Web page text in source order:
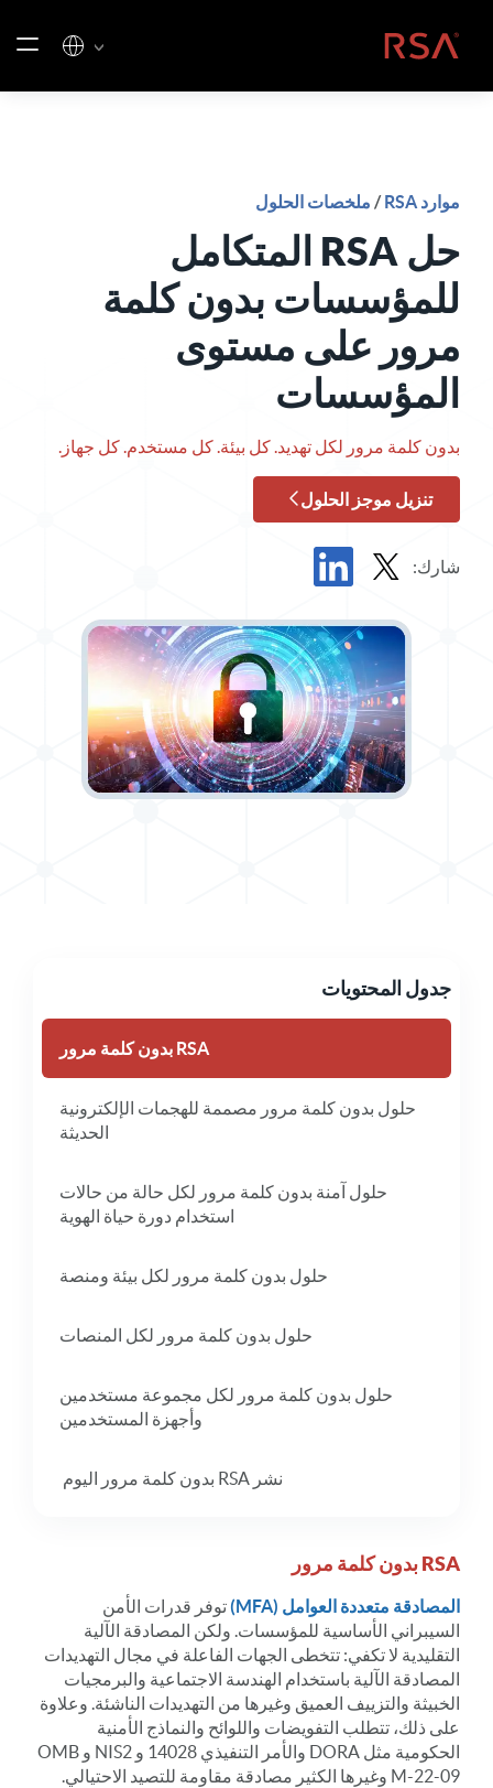
الصفحة الرئيسية
موارد RSA / ملخصات الحلول
حل RSA المتكامل
للمؤسسات بدون كلمة
مرور على مستوى
المؤسسات
بدون كلمة مرور لكل تهديد. كل بيئة. كل مستخدم. كل جهاز.
تنزيل موجز الحلول
شارك:
جدول المحتويات
RSA بدون كلمة مرور
حلول بدون كلمة مرور مصممة للهجمات الإلكترونية
الحديثة
حلول آمنة بدون كلمة مرور لكل حالة من حالات
استخدام دورة حياة الهوية
حلول بدون كلمة مرور لكل بيئة ومنصة
حلول بدون كلمة مرور لكل المنصات
حلول بدون كلمة مرور لكل مجموعة مستخدمين
وأجهزة المستخدمين
نشر RSA بدون كلمة مرور اليوم
RSA بدون كلمة مرور
المصادقة متعددة العوامل (MFA)
توفر قدرات الأمن
السيبراني الأساسية للمؤسسات. ولكن المصادقة الآلية
التقليدية لا تكفي: تتخطى الجهات الفاعلة في مجال التهديدات
المصادقة الآلية باستخدام الهندسة الاجتماعية والبرمجيات
الخبيثة والتزييف العميق وغيرها من التهديدات الناشئة. وعلاوة
على ذلك، تتطلب التفويضات واللوائح والنماذج الأمنية
الحكومية مثل DORA والأمر التنفيذي 14028 و NIS2 و OMB
M-22-09 وغيرها الكثير مصادقة مقاومة للتصيد الاحتيالي.